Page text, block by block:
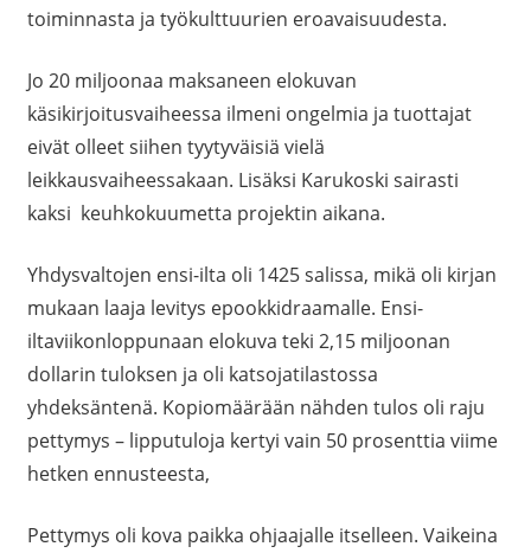
toiminnasta ja työkulttuurien eroavaisuudesta.
Jo 20 miljoonaa maksaneen elokuvan
käsikirjoitusvaiheessa ilmeni ongelmia ja tuottajat
eivät olleet siihen tyytyväisiä vielä
leikkausvaiheessakaan. Lisäksi Karukoski sairasti
kaksi keuhkokuumetta projektin aikana.
Yhdysvaltojen ensi-ilta oli 1425 salissa, mikä oli kirjan
mukaan laaja levitys epookkidraamalle. Ensi-
iltaviikonloppunaan elokuva teki 2,15 miljoonan
dollarin tuloksen ja oli katsojatilastossa
yhdeksäntenä. Kopiomäärään nähden tulos oli raju
pettymys – lipputuloja kertyi vain 50 prosenttia viime
hetken ennusteesta,
Pettymys oli kova paikka ohjaajalle itselleen. Vaikeina